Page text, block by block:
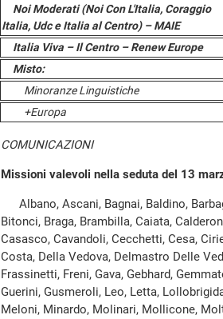
Noi Moderati (Noi Con L'Italia, Coraggio
Italia, Udc e Italia al Centro) – MAIE
Italia Viva – Il Centro – Renew Europe
Misto:
Minoranze Linguistiche
+Europa
COMUNICAZIONI
Missioni valevoli nella seduta del 13
Albano, Ascani, Bagnai, Baldino,
Bitonci, Braga, Brambilla, Caiata,
Casasco, Cavandoli, Cecchetti, Cesa,
Costa, Della Vedova, Delmastro Delle
Frassinetti, Freni, Gava, Gebhard,
Guerini, Gusmeroli, Leo, Letta,
Meloni, Minardo, Molinari, Mollicone,